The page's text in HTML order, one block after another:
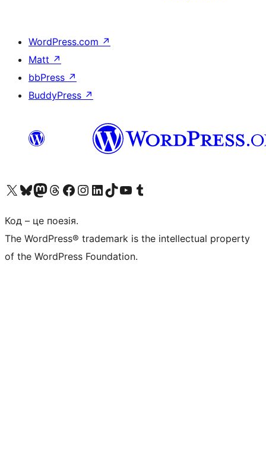
WordPress.com ↗
Matt ↗
bbPress ↗
BuddyPress ↗
Visit our X (formerly Twitter) account
Visit our Bluesky account
Завітайте до нашої стрічки в Mastodon
Visit our Threads account
Завітайте на нашу сторінку в Facebook
Visit our Instagram account
Visit our LinkedIn account
Visit our TikTok account
Visit our YouTube channel
Visit our Tumblr account
Код – це поезія.
The WordPress® trademark is the intellectual property
of the WordPress Foundation.